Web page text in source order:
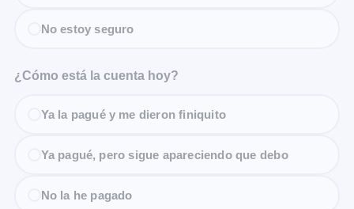
No estoy seguro
¿Cómo está la cuenta hoy?
Ya la pagué y me dieron finiquito
Ya pagué, pero sigue apareciendo que debo
No la he pagado